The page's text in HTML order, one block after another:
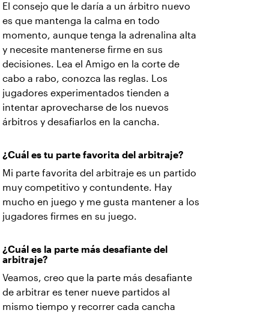
El consejo que le daría a un árbitro nuevo
es que mantenga la calma en todo
momento, aunque tenga la adrenalina alta
y necesite mantenerse firme en sus
decisiones. Lea el Amigo en la corte de
cabo a rabo, conozca las reglas. Los
jugadores experimentados tienden a
intentar aprovecharse de los nuevos
árbitros y desafiarlos en la cancha.
¿Cuál es tu parte favorita del arbitraje?
Mi parte favorita del arbitraje es un partido
muy competitivo y contundente. Hay
mucho en juego y me gusta mantener a los
jugadores firmes en su juego.
¿Cuál es la parte más desafiante del
arbitraje?
Veamos, creo que la parte más desafiante
de arbitrar es tener nueve partidos al
mismo tiempo y recorrer cada cancha